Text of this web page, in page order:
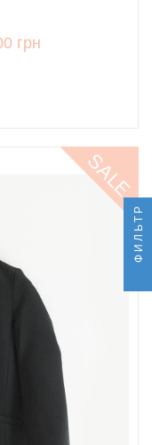
грн
SALE
ФИЛЬТР